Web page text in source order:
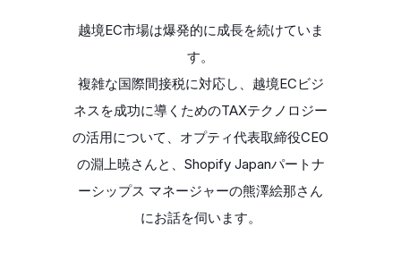
越境EC市場は爆発的に成長を続けていま
す。
複雑な国際間接税に対応し、越境ECビジ
ネスを成功に導くためのTAXテクノロジー
の活用について、オプティ代表取締役CEO
の淵上暁さんと、Shopify Japanパートナ
ーシップス マネージャーの熊澤絵那さん
にお話を伺います。